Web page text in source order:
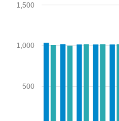
500
1,000
1,500